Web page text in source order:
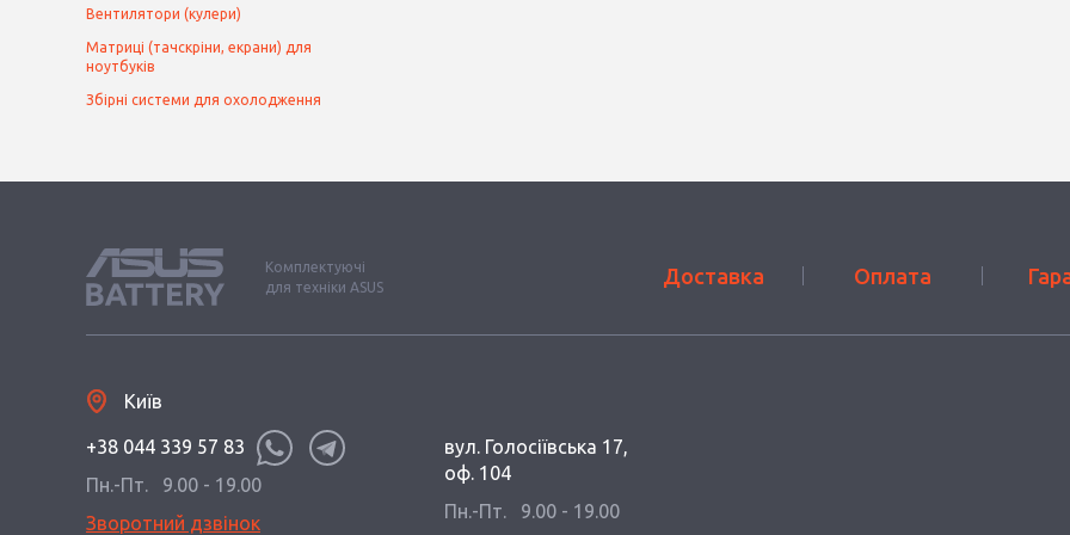
Вентилятори (кулери)
Матриці (тачскріни, екрани) для
ноутбуків
Збірні системи для охолодження
Комплектуючі
для техніки ASUS
Доставка Оплата
Київ
+38 044 339 57 83
Пн.-Пт.
9.00 - 19.00
Зворотний дзвінок
вул. Голосіївська 17,
оф. 104
Пн.-Пт.
9.00 - 19.00